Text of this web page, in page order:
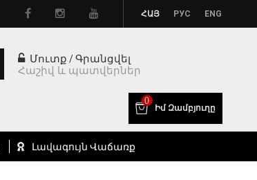
ՀԱՅ РУС ENG
Մուտք /Գրանցվել
Հաշիվ և պատվերներ
0
Իմ Զամբյուղը
Լավագույն Վաճառք